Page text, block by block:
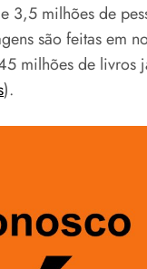
3,5 milhões de
são feitas em
milhões de
).